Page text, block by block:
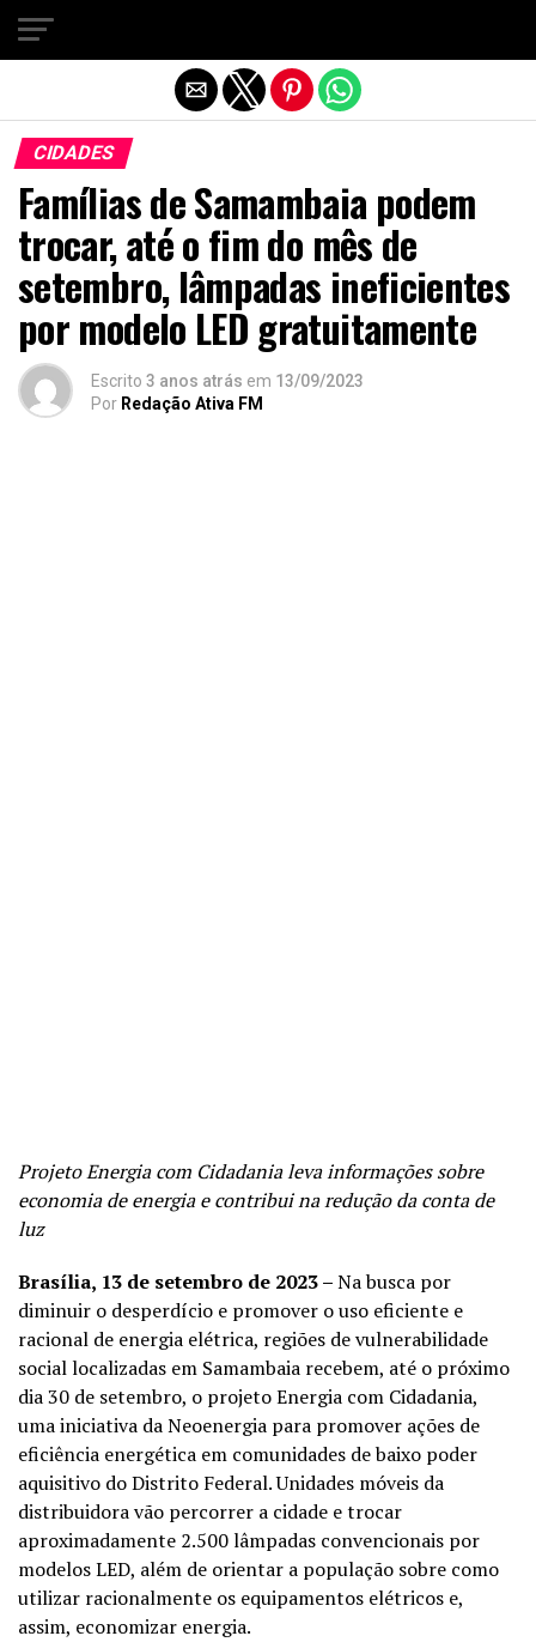
CIDADES
Famílias de Samambaia podem
trocar, até o fim do mês de
setembro, lâmpadas ineficientes
por modelo LED gratuitamente
Escrito 3 anos atrás em 13/09/2023
Por Redação Ativa FM
Projeto Energia com Cidadania leva informações sobre
economia de energia e contribui na redução da conta de
luz
Brasília, 13 de setembro de 2023–Na busca por
diminuir o desperdício e promover o uso eficiente e
racional de energia elétrica, regiões de vulnerabilidade
social localizadas em Samambaia recebem, até o próximo
dia 30 de setembro, o projeto Energia com Cidadania,
uma iniciativa da Neoenergia para promover ações de
eficiência energética em comunidades de baixo poder
aquisitivo do Distrito Federal. Unidades móveis da
distribuidora vão percorrer a cidade e trocar
aproximadamente 2.500 lâmpadas convencionais por
modelos LED, além de orientar a população sobre como
utilizar racionalmente os equipamentos elétricos e,
assim, economizar energia.